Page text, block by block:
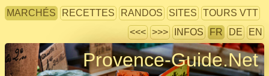
MARCHÉS RECETTES RANDOS SITES
TOURS VTT
<<< >>> INFOS FR DE EN
Provence-Guide.Net